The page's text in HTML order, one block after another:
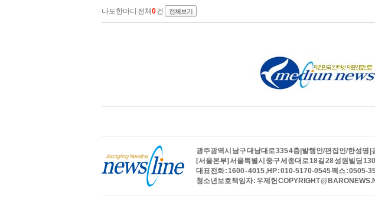
광주광역시 남구 대남대로 335 4층|발행인/편집인/한성영
[서울본부] 서울특별시 중구 세종대로 18길 28 성원빌딩
대표전화 : 1600 - 4015 ,HP : 010-5170-0545 팩스 : 0505-
청소년보호책임자 : 우제헌 COPYRIGHT